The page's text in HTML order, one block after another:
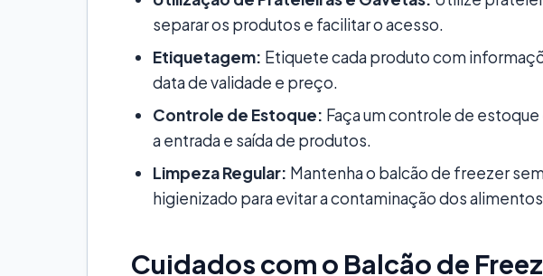
separar os produtos e facilitar o acesso.
Etiquetagem: Etiquete cada produto com
data de validade e preço.
Controle de Estoque: Faça um controle de
a entrada e saída de produtos.
Limpeza Regular: Mantenha o balcão de freezer
higienizado para evitar a contaminação dos
Cuidados com o Balcão de